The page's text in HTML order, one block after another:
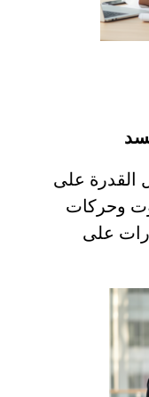
القدرة على
وحركات
على